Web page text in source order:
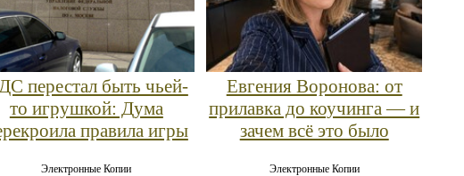
перестал быть чьей-
то игрушкой: Дума
правила игры
Электронные Копии
Евгения Воронова: от
прилавка до коучинга — и
зачем всё это было
Электронные Копии